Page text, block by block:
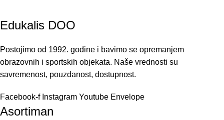
Edukalis DOO
Postojimo od 1992. godine i bavimo se opremanjem
obrazovnih i sportskih objekata. Naše vrednosti su
savremenost, pouzdanost, dostupnost.
Facebook-f Instagram Youtube Envelope
Asortiman